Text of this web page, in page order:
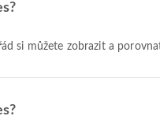
si můžete zobrazit a